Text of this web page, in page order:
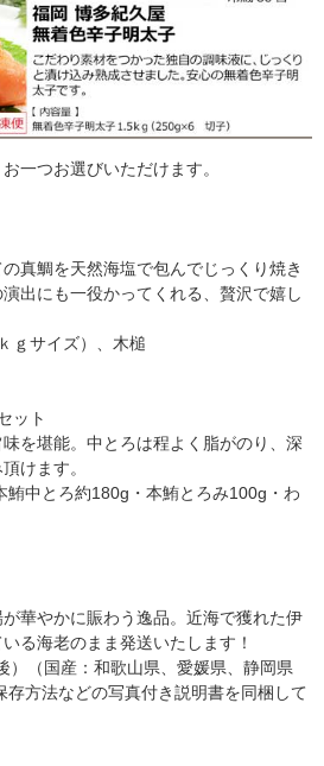
一つお選びいただけます。
の真鯛を天然海塩で包んでじっくり焼き
出にも一役かってくれる、贅沢で嬉し
ｇサイズ）、木槌
ット
を堪能。中とろは程よく脂がのり、深
けます。
鮪中とろ約180g・本鮪とろみ100g・わ
華やかに賑わう逸品。近海で獲れた伊
る海老のまま発送いたします！
）（国産：和歌山県、愛媛県、静岡県
方法などの写真付き説明書を同梱して